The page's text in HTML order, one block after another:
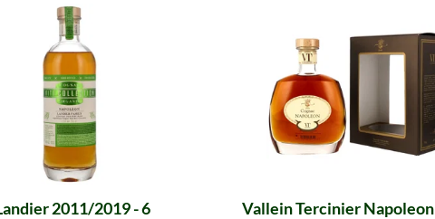
2011/2019 - 6
Vallein Tercinier Napoleon